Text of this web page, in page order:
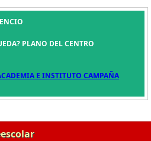
PLANO DEL CENTRO
E INSTITUTO CAMPAÑA